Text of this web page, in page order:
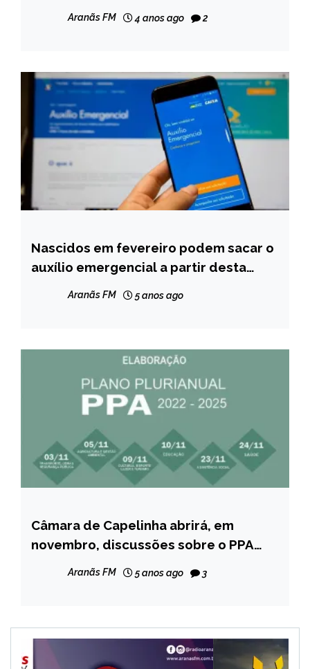
Aranãs FM 4 anos ago 2
BRASIL
NOTÍCIAS
Nascidos em fevereiro podem sacar o
auxílio emergencial a partir desta
Aranãs FM 5 anos ago
CAPELINHA
NOTÍCIAS
Câmara de Capelinha abrirá, em
novembro, discussões sobre o PPA
Aranãs FM 5 anos ago 3